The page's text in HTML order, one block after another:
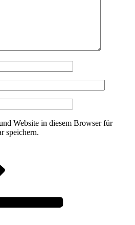
Website in diesem Browser für
speichern.